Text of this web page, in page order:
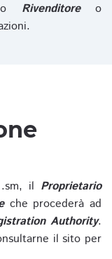
Rivenditoreo
il Proprietario
che procederà ad
Authority.
il sito per